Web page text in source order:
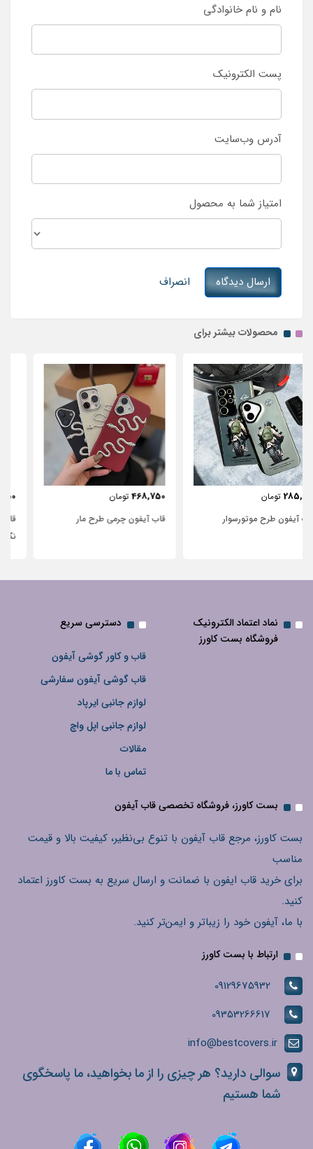
نام و نام خانوادگی
پست الکترونیک
آدرس وب‌سایت
امتیاز شما به محصول
ارسال دیدگاه انصراف
محصولات بیشتر برای
468,750
قاب آیفون چرمی طرح مار
443,750
قاب آیفون شفاف با پاپیون سفید و
نماد اعتماد الکترونیک
فروشگاه بست کاورز
دسترسی سریع
قاب و کاور گوشی آیفون
قاب گوشی آیفون سفارشی
لوازم جانبی ایرپاد
لوازم جانبی اپل واچ
مقالات
تماس با ما
بست کاورز، فروشگاه تخصصی قاب آیفون
بست کاورز، مرجع قاب آیفون با تنوع بی‌نظیر، کیفیت بالا و قیمت
مناسب
برای خرید قاب ایفون با ضمانت و ارسال سریع به بست کاورز اعتماد
کنید.
با ما، آیفون خود را زیباتر و ایمن‌تر کنید.
ارتباط با بست کاورز
09129675932
09353266617
info@bestcovers.ir
سوالی دارید؟ هر چیزی را از ما بخواهید، ما پاسخگوی
شما هستیم